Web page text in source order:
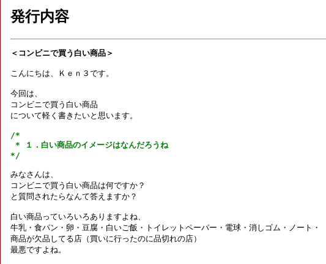
発行内容
＜コンビニで買う白い商品＞
こんにちは、Ｋｅｎ３です。
今回は、
コンビニで買う白い商品
について軽く書きたいと思います。
/*
* １．白い商品のイメージはなんだろうね
*/
みなさんは、
コンビニで買う白い商品は何ですか？
と質問されたらなんて答えますか？
白い商品っていろいろありますよね、
牛乳・食パン・卵・豆腐・白いご飯・トイレットペーパー・電球・消しゴム・ノート・
商品が欠品してる店（買いに行ったのに品切れの店）
最悪ですよね。